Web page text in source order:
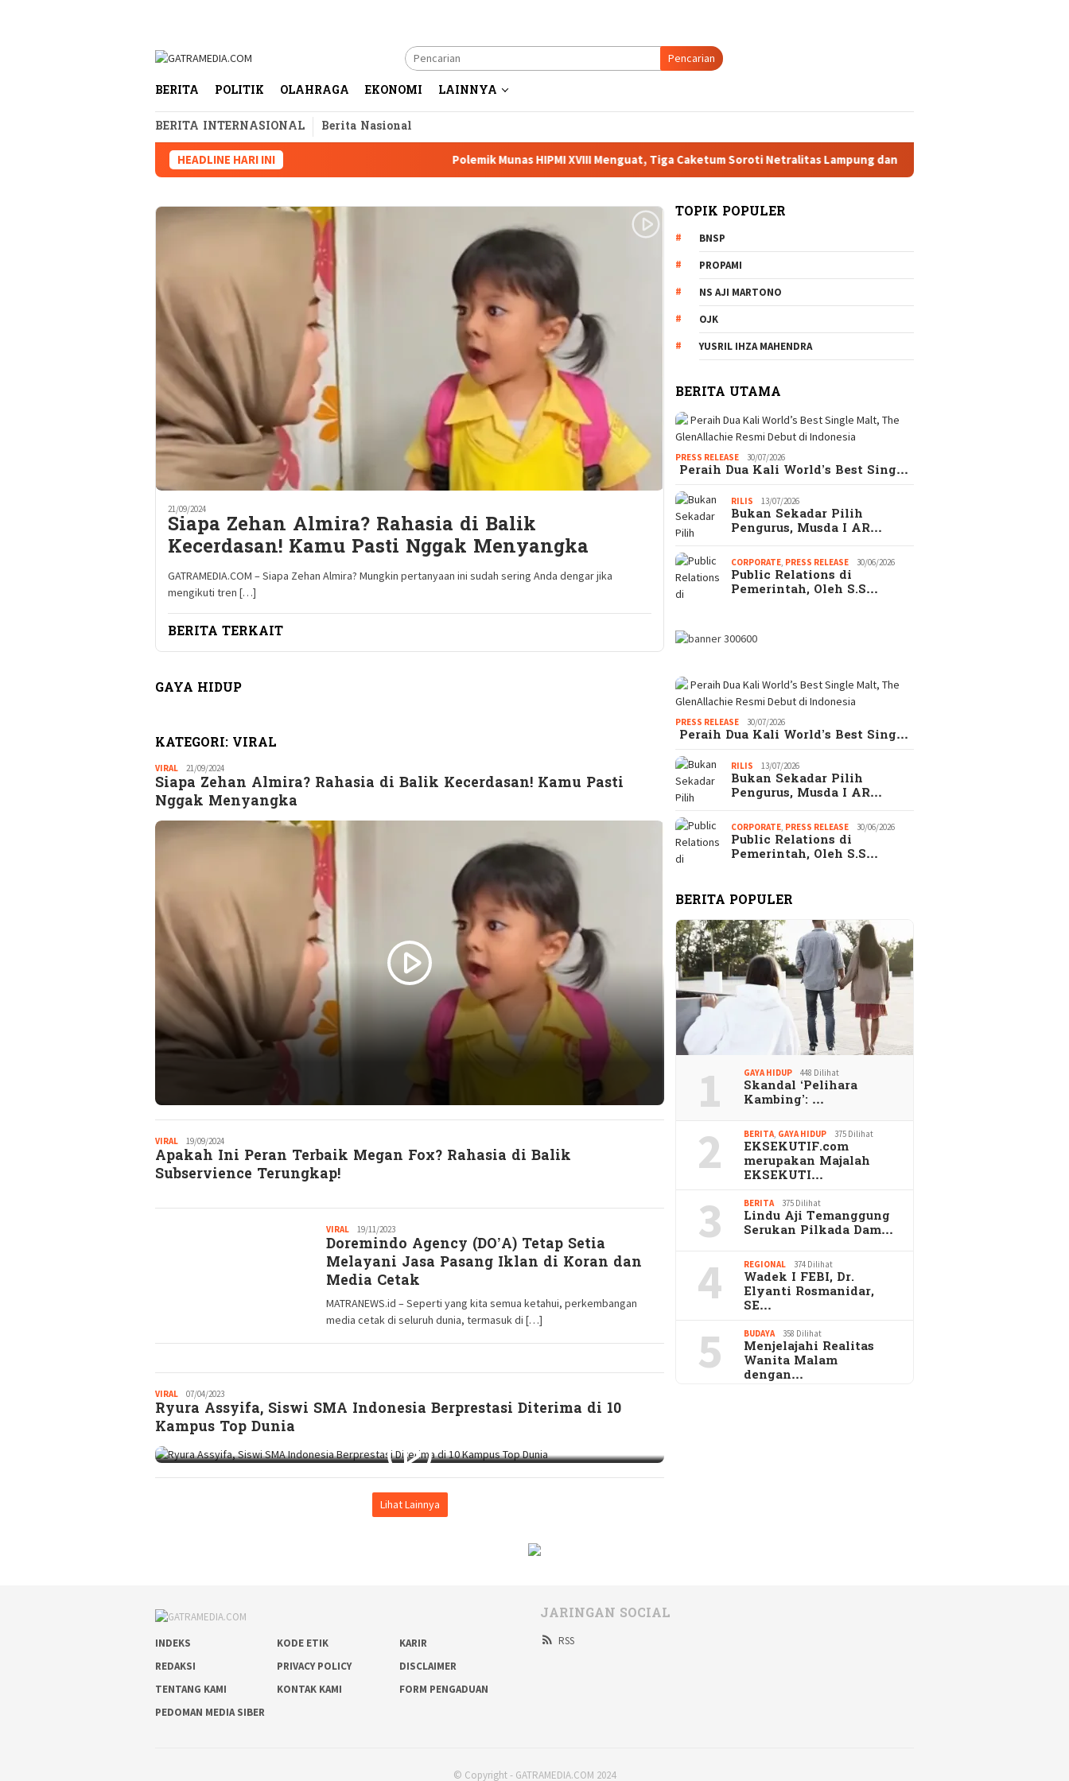
Pencarian
BERITA POLITIK OLAHRAGA EKONOMI LAINNYA
BERITA INTERNASIONAL Berita Nasional
HEADLINE HARI INI Polemik Munas HIPMI XVIII Menguat, Tiga Caketum Soroti Netralitas Lampung dan Dugaan Pelanggaran AD/ART
21/09/2024
Siapa Zehan Almira? Rahasia di Balik
Kecerdasan! Kamu Pasti Nggak Menyangka
GATRAMEDIA.COM – Siapa Zehan Almira? Mungkin pertanyaan ini sudah sering Anda dengar jika
mengikuti tren […]
BERITA TERKAIT
GAYA HIDUP
KATEGORI: VIRAL
VIRAL Redaksi
GM
21/09/2024
Siapa Zehan Almira? Rahasia di Balik Kecerdasan! Kamu Pasti
Nggak Menyangka
VIRAL Redaksi
GM
19/09/2024
Apakah Ini Peran Terbaik Megan Fox? Rahasia di Balik
Subservience Terungkap!
VIRAL Redaksi
GM
19/11/2023
Doremindo Agency (DO’A) Tetap Setia
Melayani Jasa Pasang Iklan di Koran dan
Media Cetak
MATRANEWS.id – Seperti yang kita semua ketahui, perkembangan
media cetak di seluruh dunia, termasuk di […]
VIRAL Redaksi
GM
07/04/2023
Ryura Assyifa, Siswi SMA Indonesia Berprestasi Diterima di 10
Kampus Top Dunia
Lihat Lainnya
TOPIK POPULER
BNSP
PROPAMI
NS AJI MARTONO
OJK
YUSRIL IHZA MAHENDRA
BERITA UTAMA
PRESS RELEASE 30/07/2026
Peraih Dua Kali World’s Best Sing…
RILIS 13/07/2026
Bukan Sekadar Pilih
Pengurus, Musda I AR…
CORPORATE, PRESS RELEASE 30/06/2026
Public Relations di
Pemerintah, Oleh S.S…
PRESS RELEASE 30/07/2026
Peraih Dua Kali World’s Best Sing…
RILIS 13/07/2026
Bukan Sekadar Pilih
Pengurus, Musda I AR…
CORPORATE, PRESS RELEASE 30/06/2026
Public Relations di
Pemerintah, Oleh S.S…
BERITA POPULER
1 GAYA HIDUP 448 Dilihat
Skandal ‘Pelihara
Kambing’: …
2 BERITA, GAYA HIDUP 375 Dilihat
EKSEKUTIF.com
merupakan Majalah
EKSEKUTI…
3 BERITA 375 Dilihat
Lindu Aji Temanggung
Serukan Pilkada Dam…
4 REGIONAL 374 Dilihat
Wadek I FEBI, Dr.
Elyanti Rosmanidar,
SE…
5 BUDAYA 358 Dilihat
Menjelajahi Realitas
Wanita Malam
dengan…
INDEKS KODE ETIK
KARIR
REDAKSI
PRIVACY POLICY
DISCLAIMER
TENTANG KAMI
KONTAK KAMI
FORM PENGADUAN
PEDOMAN MEDIA SIBER
JARINGAN SOCIAL
RSS
© Copyright - GATRAMEDIA.COM 2024